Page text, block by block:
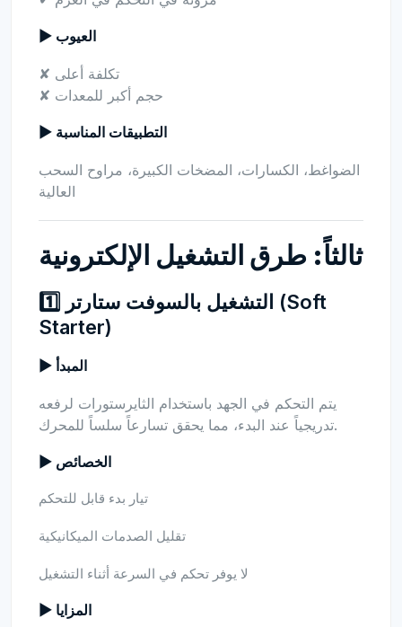
▶ العيوب
✘ تكلفة أعلى
✘ حجم أكبر للمعدات
▶ التطبيقات المناسبة
الضواغط، الكسارات، المضخات الكبيرة، مراوح السحب
العالية
ثالثاً: طرق التشغيل الإلكترونية
1️⃣ التشغيل بالسوفت ستارتر (Soft
Starter)
▶ المبدأ
يتم التحكم في الجهد باستخدام الثايرستورات لرفعه
تدريجياً عند البدء، مما يحقق تسارعاً سلساً للمحرك.
▶ الخصائص
تيار بدء قابل للتحكم
تقليل الصدمات الميكانيكية
لا يوفر تحكم في السرعة أثناء التشغيل
▶ المزايا